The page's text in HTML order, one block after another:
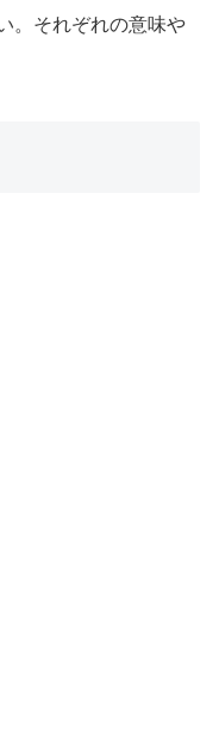
。それぞれの意味や